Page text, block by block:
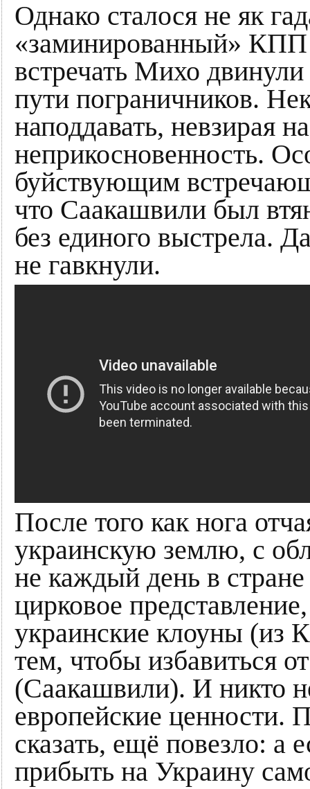
Однако сталося не як
«заминированный» КПП
встречать Михо
пути пограничников.
наподдавать, невзирая
неприкосновенность.
буйствующим
что Саакашвили был
без единого выстрела.
не гавкнули.
После того как нога
украинскую землю, с
не каждый день в
цирковое
украинские клоуны (из
тем, чтобы избавиться
(Саакашвили). И никто
европейские ценности.
сказать, ещё повезло:
прибыть на Украину